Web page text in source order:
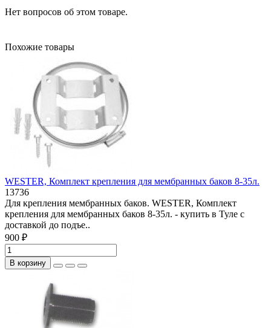
Нет вопросов об этом товаре.
Похожие товары
WESTER, Комплект крепления для мембранных баков 8-35л.
13736
Для крепления мембранных баков. WESTER, Комплект
крепления для мембранных баков 8-35л. - купить в Туле с
доставкой до подъе..
900 ₽
В корзину